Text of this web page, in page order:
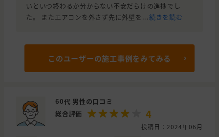
いといつ終わるか分からない不安だらけの進捗でし
た。 またエアコンを外さず先に外壁を...続きを読む
このユーザーの施工事例をみてみる
60代 男性の口コミ
総合評価
4
投稿日：2024年06月